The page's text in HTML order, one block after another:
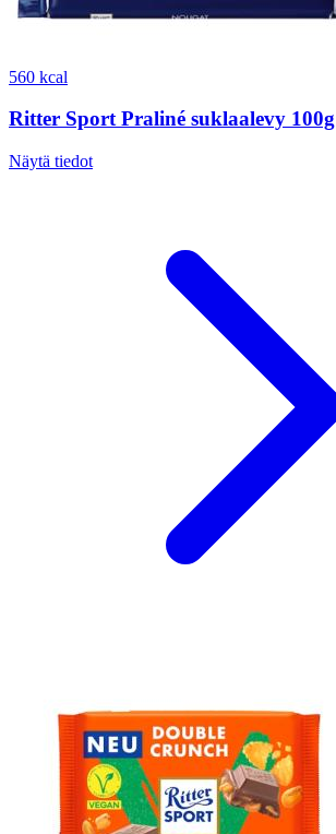
560 kcal
Ritter Sport Praliné suklaalevy 100g
Näytä tiedot